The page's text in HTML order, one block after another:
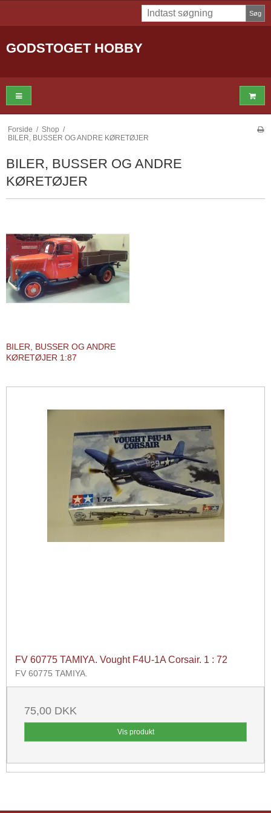
Søg
GODSTOGET HOBBY
Forside / Shop /
BILER, BUSSER OG ANDRE KØRETØJER
BILER, BUSSER OG ANDRE
KØRETØJER
BILER, BUSSER OG ANDRE
KØRETØJER 1:87
FV 60775 TAMIYA. Vought F4U-1A Corsair. 1 : 72
FV 60775 TAMIYA.
75,00 DKK
Vis produkt